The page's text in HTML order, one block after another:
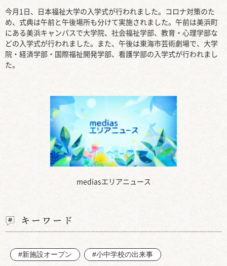
mediasエリアニュース
今月1日、日本福祉大学の入学式が行われました。コロナ対策のた
め、式典は午前と午後場所も分けて実施されました。午前は美浜町
にある美浜キャンパスで大学院、社会福祉学部、教育・心理学部な
どの入学式が行われました。また、午後は東海市芸術劇場で、大学
院・経済学部・国際福祉開発学部、看護学部の入学式が行われまし
た。
キーワード
#新施設オープン #小中学校の出来事